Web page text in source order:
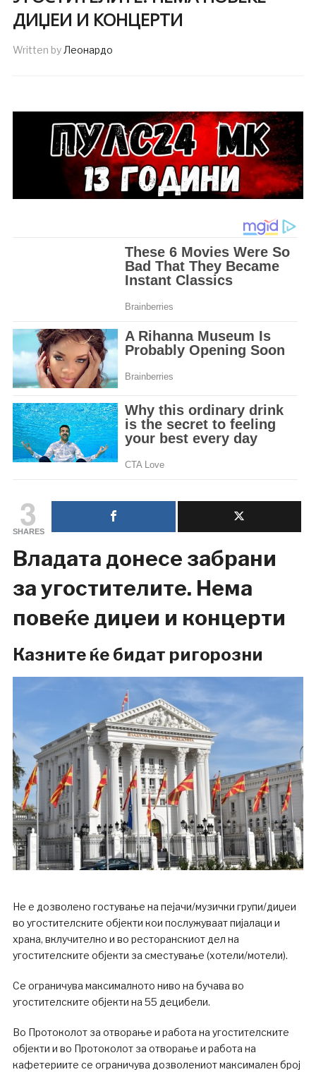
ДИЏЕИ И КОНЦЕРТИ
Written byЛеонардо
3
SHARES
Владата донесе забрани
за угостителите. Нема
повеќе диџеи и концерти
Казните ќе бидат ригорозни
Не е дозволено гостување на пејачи/музички групи/диџеи
во угостителските објекти кои послужуваат пијалаци и
храна, вклучително и во ресторанскиот дел на
угостителските објекти за сместување (хотели/мотели).
Се ограничува максималното ниво на бучава во
угостителските објекти на 55 децибели.
Во Протоколот за отворање и работа на угостителските
објекти и во Протоколот за отворање и работа на
кафетериите се ограничува дозволениот максимален број